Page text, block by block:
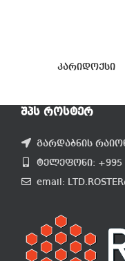
კარიდოქსი
ᲨᲞᲡ ᲠᲝᲡᲢᲔᲠ
გარდაბნის
ტელეფონი: +995
email: